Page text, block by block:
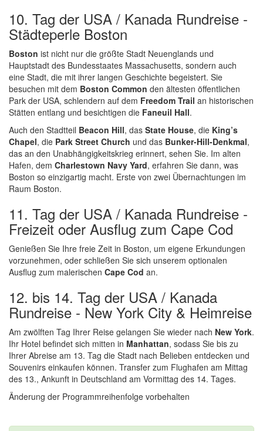
10. Tag der USA / Kanada Rundreise -
Städteperle Boston
Boston ist nicht nur die größte Stadt Neuenglands und
Hauptstadt des Bundesstaates Massachusetts, sondern auch
eine Stadt, die mit ihrer langen Geschichte begeistert. Sie
besuchen mit dem Boston Common den ältesten öffentlichen
Park der USA, schlendern auf dem Freedom Trail an historischen
Stätten entlang und besichtigen die Faneuil Hall.
Auch den Stadtteil Beacon Hill, das State House, die King’s
Chapel, die Park Street Church und das Bunker-Hill-Denkmal,
das an den Unabhängigkeitskrieg erinnert, sehen Sie. Im alten
Hafen, dem Charlestown Navy Yard, erfahren Sie dann, was
Boston so einzigartig macht. Erste von zwei Übernachtungen im
Raum Boston.
11. Tag der USA / Kanada Rundreise -
Freizeit oder Ausflug zum Cape Cod
Genießen Sie Ihre freie Zeit in Boston, um eigene Erkundungen
vorzunehmen, oder schließen Sie sich unserem optionalen
Ausflug zum malerischen Cape Cod an.
12. bis 14. Tag der USA / Kanada
Rundreise - New York City & Heimreise
Am zwölften Tag Ihrer Reise gelangen Sie wieder nach New York.
Ihr Hotel befindet sich mitten in Manhattan, sodass Sie bis zu
Ihrer Abreise am 13. Tag die Stadt nach Belieben entdecken und
Souvenirs einkaufen können. Transfer zum Flughafen am Mittag
des 13., Ankunft in Deutschland am Vormittag des 14. Tages.
Änderung der Programmreihenfolge vorbehalten